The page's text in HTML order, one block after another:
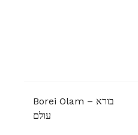
Borei Olam – בורא
עולם